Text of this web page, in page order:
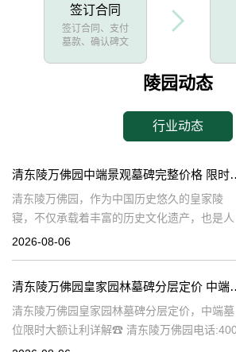
签订合同
签订合同、支付
墓款、确认碑文
陵园动态
行业动态
清东陵万佛园中端
清东陵万佛园，作为中国历史悠久的皇家陵
寝，不仅承载着丰富的历史文化遗产，也是人
们缅怀先人、寄托哀思的重要场所。近年来，
清
2026-08-06
清东陵万佛园皇家园
清东陵万佛园皇家园林墓碑分层定价，中端墓
位限时大额让利详解☎ 清东陵万佛园电话
838-5063清东陵万佛园，作为中国历史上著名